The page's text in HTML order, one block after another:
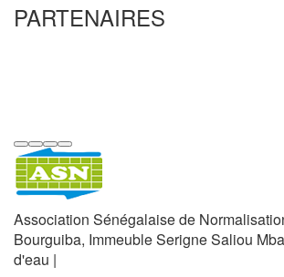
PARTENAIRES
Association Sénégalaise de
Bourguiba, Immeuble Serigne Saliou
d'eau |